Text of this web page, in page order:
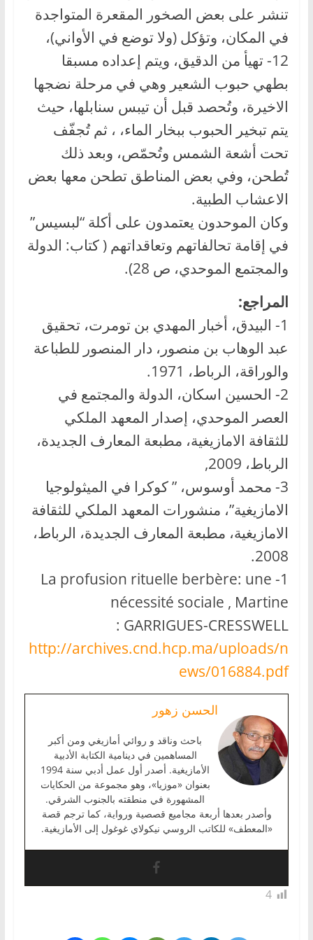
تنشر على بعض الصخور المقعرة المتواجدة
في المكان، وتؤكل (ولا توضع في الأواني)،
12- تهيأ من الدقيق، ويتم إعداده مسبقا
بطهي حبوب الشعير وهي في مرحلة نضجها
الاخيرة، وتُحصد قبل أن تيبس سنابلها، حيث
يتم تبخير الحبوب ببخار الماء، ، ثم تُجفّف
تحت أشعة الشمس وتُحمّص، وبعد ذلك
تُطحن، وفي بعض المناطق تطحن معها بعض
الاعشاب الطبية.
وكان الموحدون يعتمدون على أكلة “لبسيس”
في إقامة تحالفاتهم وتعاقداتهم ( كتاب: الدولة
والمجتمع الموحدي، ص 28).
المراجع:
1- البيدق، أخبار المهدي بن تومرت، تحقيق
عبد الوهاب بن منصور، دار المنصور للطباعة
والوراقة، الرباط، 1971.
2- الحسين اسكان، الدولة والمجتمع في
العصر الموحدي، إصدار المعهد الملكي
للثقافة الامازيغية، مطبعة المعارف الجديدة،
الرباط، 2009,
3- محمد أوسوس، ” كوكرا في الميثولوجيا
الامازيغية”، منشورات المعهد الملكي للثقافة
الامازيغية، مطبعة المعارف الجديدة، الرباط،
2008.
1- La profusion rituelle berbère: une
nécessité sociale , Martine
GARRIGUES-CRESSWELL :
http://archives.cnd.hcp.ma/uploads/n
ews/016884.pdf
الحسن زهور
باحث وناقد و روائي أمازيغي ومن أكبر
المساهمين في دينامية الكتابة الأدبية
الأمازيغية. أصدر أول عمل أدبي سنة 1994
بعنوان «موزيا»، وهو مجموعة من الحكايات
المشهورة في منطقته بالجنوب الشرقي.
وأصدر بعدها أربعة مجاميع قصصية ورواية، كما ترجم قصة
«المعطف» للكاتب الروسي نيكولاي غوغول إلى الأمازيغية.
4